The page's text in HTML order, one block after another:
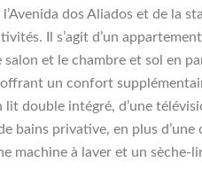
dos Aliados et de la
Il s’agit d’un
et le chambre et sol en
un confort
double intégré, d’une
bains privative, en plus
machine à laver et un sèche-